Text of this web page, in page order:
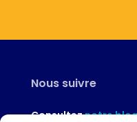
Nous suivre
Consulteznotre